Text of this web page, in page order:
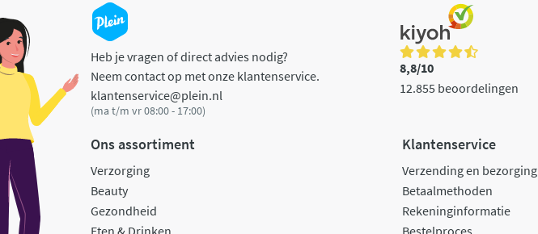
Heb je vragen of direct advies nodig?
Neem contact op met onze klantenservice.
klantenservice@plein.nl
(ma t/m vr 08:00 - 17:00)
8,8/10
12.855 beoordelingen
Ons assortiment
Verzorging
Beauty
Gezondheid
Klantenservice
Verzending en bezorging
Betaalmethoden
Rekeninginformatie